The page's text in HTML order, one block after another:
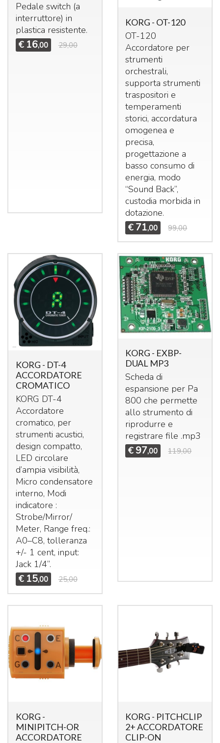
Pedale switch (a
interruttore) in
plastica resistente.
€ 16,00 29,00
KORG - OT-120
OT-120
Accordatore per
strumenti
orchestrali,
supporta strumenti
traspositori e
temperamenti
storici, accordatura
omogenea e
precisa,
progettazione a
basso consumo di
energia, modo
“Sound Back”,
custodia morbida in
dotazione.
€ 71,00 99,00
KORG - DT-4
ACCORDATORE
CROMATICO
KORG DT-4
Accordatore
cromatico, per
strumenti acustici,
design compatto,
LED circolare
d’ampia visibilità,
Micro condensatore
interno, Modi
indicatore :
Strobe/Mirror/
Meter, Range freq.:
A0–C8, tolleranza
+/- 1 cent, input:
Jack 1/4’’.
€ 15,00 25,00
KORG - EXBP-
DUAL MP3
Scheda di
espansione per Pa
800 che permette
allo strumento di
riprodurre e
registrare file .mp3
€ 97,00 119,00
KORG -
MINIPITCH-OR
ACCORDATORE
KORG - PITCHCLIP
2+ ACCORDATORE
CLIP-ON